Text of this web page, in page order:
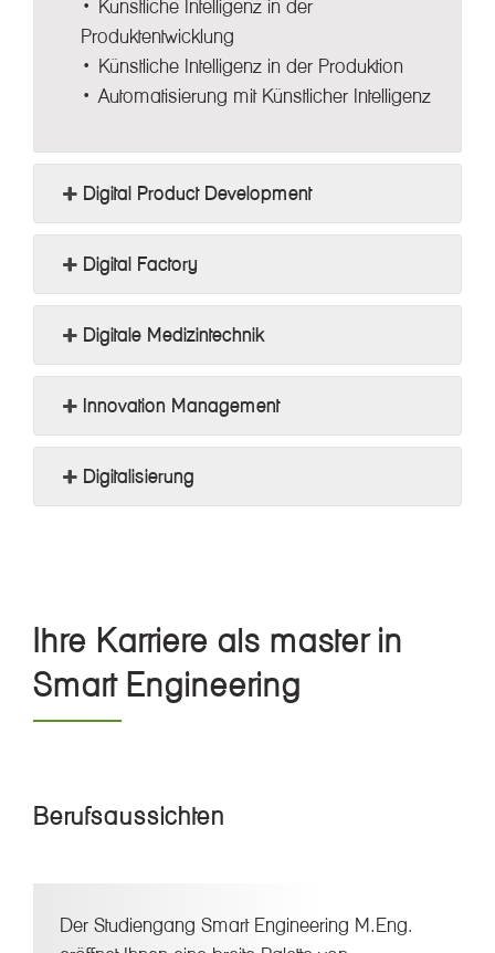
• Künstliche Intelligenz in der
Produktentwicklung
• Künstliche Intelligenz in der Produktion
• Automatisierung mit Künstlicher Intelligenz
Digital Product Development
Digital Factory
Digitale Medizintechnik
Innovation Management
Digitalisierung
Ihre Karriere als master in
Smart Engineering
Berufsaussichten
Der Studiengang Smart Engineering M.Eng.